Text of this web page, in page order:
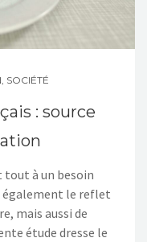
SOCIÉTÉ
: source
tout à un besoin
le reflet
mais aussi de
étude dresse le